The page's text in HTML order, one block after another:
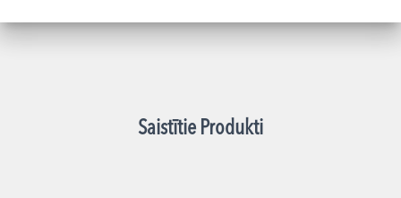
Saistītie Produkti